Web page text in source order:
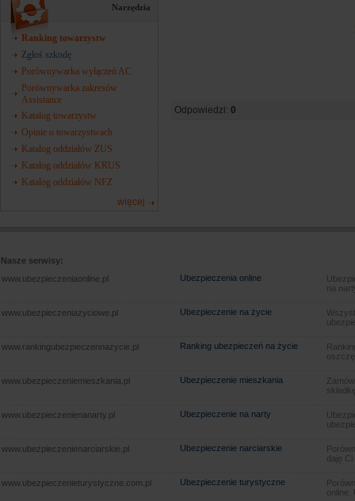
Narzędzia
Ranking towarzystw
Zgłoś szkodę
Porównywarka wyłączeń AC
Porównywarka zakresów
Assistance
Katalog towarzystw
Opinie o towarzystwach
Katalog oddziałów ZUS
Katalog oddziałów KRUS
Katalog oddziałów NFZ
więcej
Odpowiedzi: 0
Nasze serwisy:
www.ubezpieczeniaonline.pl
Ubezpieczenia online
na
www.ubezpieczeniazyciowe.pl Ubezpieczenie na życie
www.rankingubezpieczennazycie.pl Ranking ubezpieczeń na życie
www.ubezpieczeniemieszkania.pl Ubezpieczenie mieszkania
www.ubezpieczenienanarty.pl Ubezpieczenie na narty
www.ubezpieczenienarciarskie.pl Ubezpieczenie narciarskie
daję
www.ubezpieczenieturystyczne.com.pl Ubezpieczenie turystyczne